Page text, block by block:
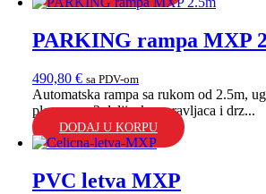
PARKING rampa MXP
490,80 € sa PDV-om
Automatska rampa sa rukom od 2.5m,
plocom sa 2 daljinska upravljaca i drz...
DODAJ U KORPU
PVC letva MXP